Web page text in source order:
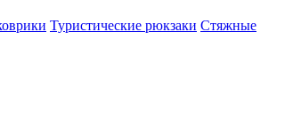
Туристические рюкзаки Стяжные